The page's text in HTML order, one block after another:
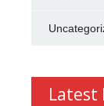
Latest